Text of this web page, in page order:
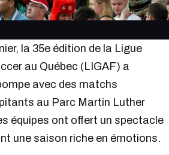
la 35e édition de la Ligue
au Québec (LIGAF) a
avec des matchs
au Parc Martin Luther
équipes ont offert un spectacle
une saison riche en émotions.